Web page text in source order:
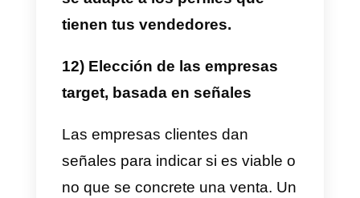
participar actúen una historia
que genere mayor grado de
emotividad debería ser elegida.
9) Investigación sobre la
empresa cliente